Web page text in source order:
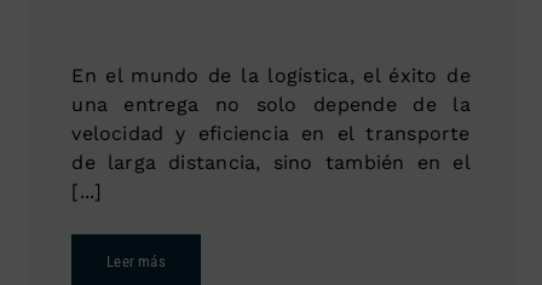
En el mundo de la logística, el éxito de
una entrega no solo depende de la
velocidad y eficiencia en el transporte
de larga distancia, sino también en el
[...]
Leer más